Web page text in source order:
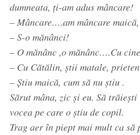
dumneata, ți-am adus mâncare!
– Mâncare….am mâncare
– S-o mănânci!
– O mănânc ,o mănânc….Cu
– Cu Cătălin, știi matale,
– Știu maică, cum să nu știu .
Sărut mâna, zic și eu. Să
vocea pe care o știu de copil.
Trag aer în piept mai mult ca să